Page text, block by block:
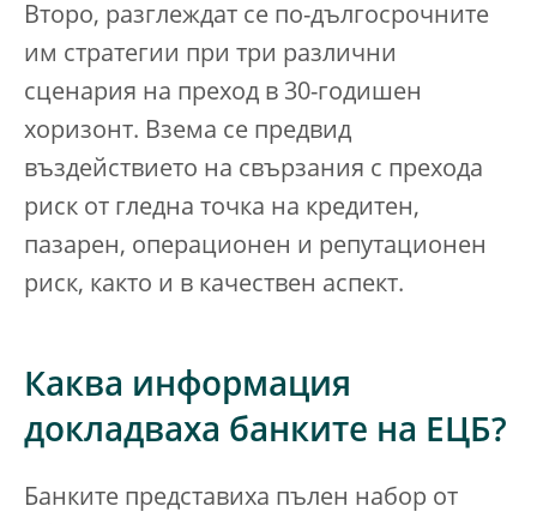
Второ, разглеждат се по-дългосрочните
им стратегии при три различни
сценария на преход в 30-годишен
хоризонт. Взема се предвид
въздействието на свързания с прехода
риск от гледна точка на кредитен,
пазарен, операционен и репутационен
риск, както и в качествен аспект.
Каква информация
докладваха банките на ЕЦБ?
Банките представиха пълен набор от